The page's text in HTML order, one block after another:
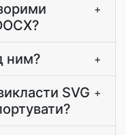
+
ним? +
SVG +